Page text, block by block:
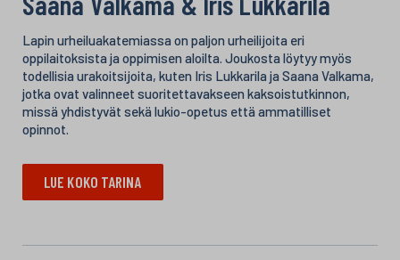
Lapin urheiluakatemiassa on paljon urheilijoita eri
oppilaitoksista ja oppimisen aloilta. Joukosta löytyy myös
todellisia urakoitsijoita, kuten Iris Lukkarila ja Saana Valkama,
jotka ovat valinneet suoritettavakseen kaksoistutkinnon,
missä yhdistyvät sekä lukio-opetus että ammatilliset
opinnot.
LUE KOKO TARINA